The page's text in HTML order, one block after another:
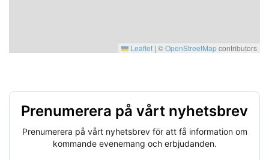
Leaflet | ©OpenStreetMapcontributors
Prenumerera på vårt nyhetsbrev
Prenumerera på vårt nyhetsbrev för att få information om
kommande evenemang och erbjudanden.